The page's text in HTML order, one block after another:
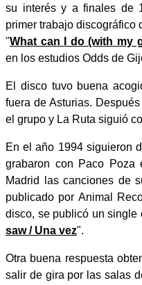
su interés y a finales de
primer trabajo discográfico
"What can I do (with my
en los estudios Odds de
El disco tuvo buena
fuera de Asturias.
el grupo y La Ruta siguió
En el año 1994 siguieron
grabaron con Paco Poza
Madrid las canciones de
publicado por Animal
disco, se publicó un single
saw / Una vez".
Otra buena respuesta
salir de gira por las salas